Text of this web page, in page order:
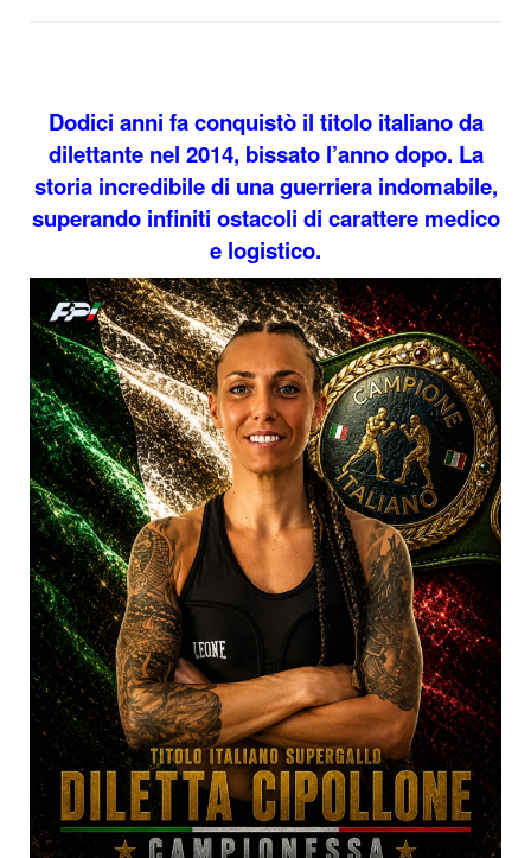
Dodici anni fa conquistò il titolo italiano da
dilettante nel 2014, bissato l’anno dopo. La
storia incredibile di una guerriera indomabile,
superando infiniti ostacoli di carattere medico
e logistico.